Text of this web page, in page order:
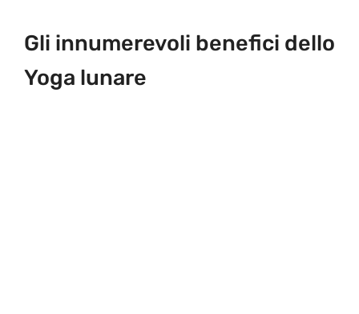
Gli innumerevoli benefici dello
Yoga lunare